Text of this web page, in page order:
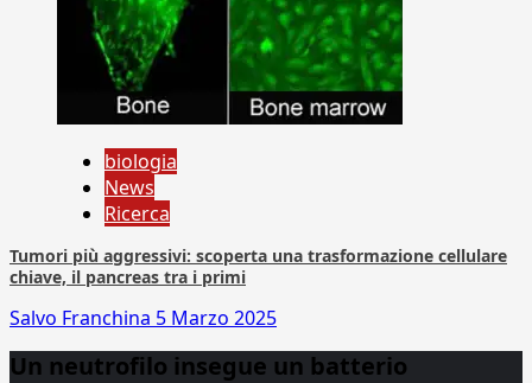
biologia
News
Ricerca
Tumori più aggressivi: scoperta una trasformazione cellulare
chiave, il pancreas tra i primi
Salvo Franchina 5 Marzo 2025
Un neutrofilo insegue un batterio